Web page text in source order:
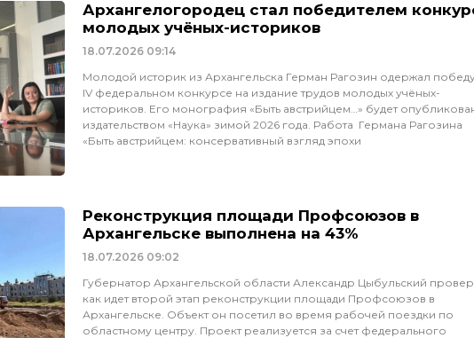
Архангелогородец стал победителем
молодых учёных-историков
18.07.2026 09:14
Молодой историк из Архангельска Герман Рагозин одержал
IV федеральном конкурсе на издание трудов молодых учёных-
историков. Его монография «Быть австрийцем…» будет
издательством «Наука» зимой 2026 года. Работа Германа Рагозина
«Быть австрийцем: консервативный взгляд эпохи
Реконструкция площади Профсоюзов в
Архангельске выполнена на 43%
18.07.2026 09:02
Губернатор Архангельской области Александр Цыбульский
как идет второй этап реконструкции площади Профсоюзов в
Архангельске. Объект он посетил во время рабочей поездки по
областному центру. Проект реализуется за счет федерального